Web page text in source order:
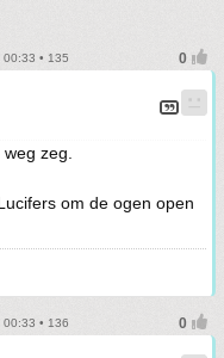
00:33 • 135
zeg.
om de ogen open
00:33 • 136